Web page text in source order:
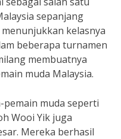
sepanjang
kelasnya
beberapa turnamen
membuatnya
muda Malaysia.
pemain muda seperti
Wooi Yik juga
Mereka berhasil